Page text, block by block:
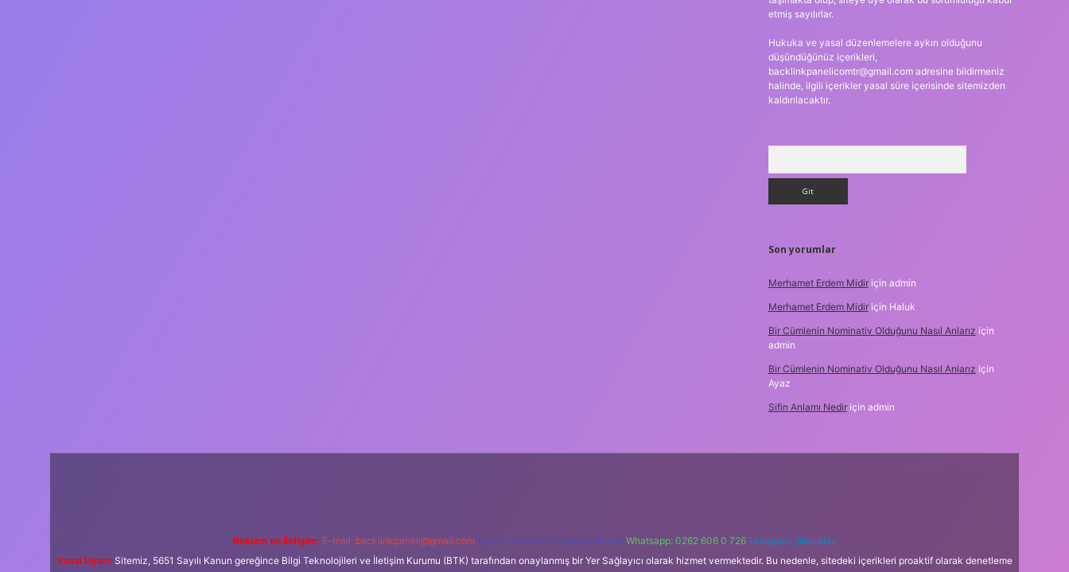
etmiş sayılırlar.
Hukuka ve yasal düzenlemelere aykırı olduğunu
düşündüğünüz içerikleri,
backlinkpanelicomtr@gmail.comadresine bildirmeniz
halinde, ilgili içerikler yasal süre içerisinde sitemizden
kaldırılacaktır.
Son yorumlar
Merhamet Erdem Midiriçin admin
Merhamet Erdem Midiriçin Haluk
Bir Cümlenin Nominativ Olduğunu Nasıl Anlarız için
admin
Bir Cümlenin Nominativ Olduğunu Nasıl Anlarız için
Ayaz
Sifin Anlamı Nediriçin admin
Reklam ve İletişim: E-mail: backlinkpaneli@gmail.com Teams: forumhizmeti@gmail.com Whatsapp: 0262 606 0 726 Telegram: @karabul
Yasal Uyarı: Sitemiz, 5651 Sayılı Kanun gereğince Bilgi Teknolojileri ve İletişim Kurumu (BTK) tarafından onaylanmış bir Yer Sağlayıcı olarak hizmet vermektedir. Bu nedenle, sitedeki içerikleri proaktif olarak denetleme